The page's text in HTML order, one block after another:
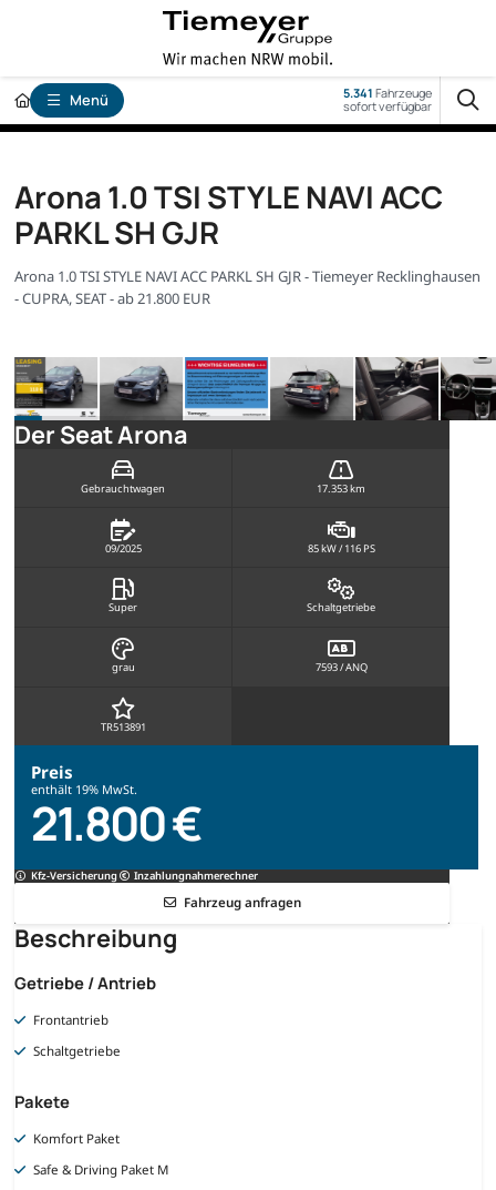
Menü 5.341 Fahrzeuge
sofort verfügbar
Arona 1.0 TSI STYLE NAVI ACC
PARKL SH GJR
Arona 1.0 TSI STYLE NAVI ACC PARKL SH GJR - Tiemeyer Recklinghausen
- CUPRA, SEAT - ab 21.800 EUR
Der Seat Arona
Gebrauchtwagen 17.353 km
09/2025 85 kW / 116 PS
Super Schaltgetriebe
grau 7593 / ANQ
TR513891
Preis
enthält 19% MwSt.
21.800 €
Kfz-Versicherung Inzahlungnahmerechner
Fahrzeug anfragen
Beschreibung
Getriebe / Antrieb
Frontantrieb
Schaltgetriebe
Pakete
Komfort Paket
Safe & Driving Paket M